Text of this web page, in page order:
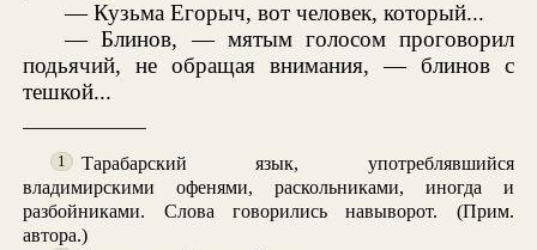
— Кузьма Егорыч, вот человек, который...
— Блинов, — мятым голосом проговорил
подьячий, не обращая внимания, — блинов с
тешкой...
1
Тарабарский язык, употреблявшийся
владимирскими офенями, раскольниками, иногда и
разбойниками. Слова говорились навыворот. (Прим.
автора.)